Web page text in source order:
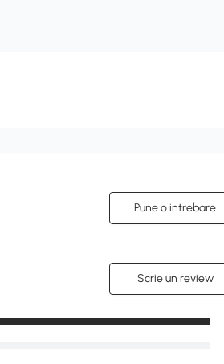
Pune o intrebare
Scrie un review